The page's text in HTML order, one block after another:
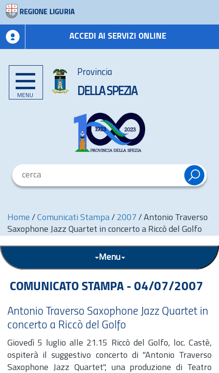
REGIONE LIGURIA
ACCEDI AI SERVIZI ONLINE
MENU
Provincia
DELLA SPEZIA
Home / Comunicati Stampa / 2007 / Antonio Traverso
Saxophone Jazz Quartet in concerto a Riccò del Golfo
Menu
COMUNICATO STAMPA - 04/07/2007
Antonio Traverso Saxophone Jazz Quartet in
concerto a Riccò del Golfo
Giovedì 5 luglio alle 21.15 Riccò del Golfo, loc. Castè,
ospiterà il suggestivo concerto di "Antonio Traverso
Saxophone Jazz Quartet", una produzione di Teatro